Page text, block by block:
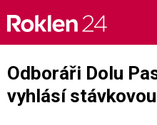
content
Odboráři Dolu
vyhlásí